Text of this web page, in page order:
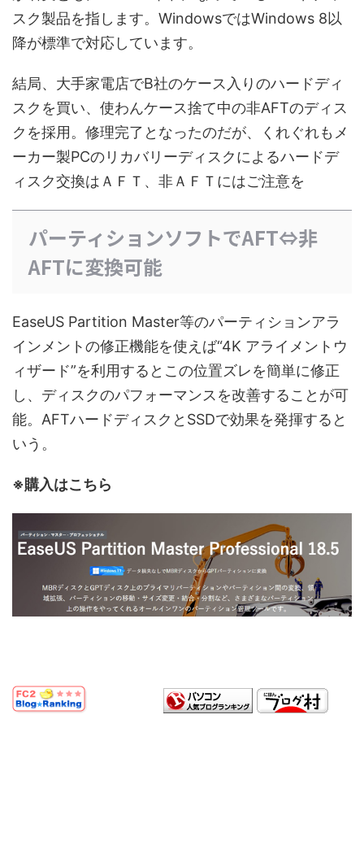
スク製品を指します。WindowsではWindows 8以
降が標準で対応しています。
結局、大手家電店でB社のケース入りのハードディ
スクを買い、使わんケース捨て中の非AFTのディス
クを採用。修理完了となったのだが、くれぐれもメ
ーカー製PCのリカバリーディスクによるハードデ
ィスク交換はＡＦＴ、非ＡＦＴにはご注意を
パーティションソフトでAFT⇔非
AFTに変換可能
EaseUS Partition Master等のパーティションアラ
インメントの修正機能を使えば“4K アライメントウ
ィザード”を利用するとこの位置ズレを簡単に修正
し、ディスクのパフォーマンスを改善することが可
能。AFTハードディスクとSSDで効果を発揮すると
いう。
※購入はこちら